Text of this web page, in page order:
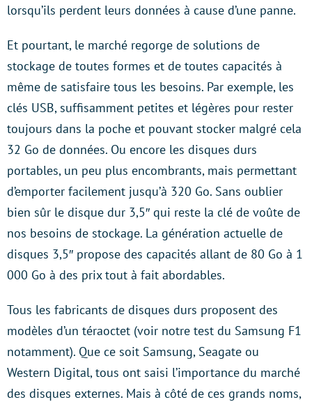
lorsqu’ils perdent leurs données à cause d’une panne.
Et pourtant, le marché regorge de solutions de
stockage de toutes formes et de toutes capacités à
même de satisfaire tous les besoins. Par exemple, les
clés USB, suffisamment petites et légères pour rester
toujours dans la poche et pouvant stocker malgré cela
32 Go de données. Ou encore les disques durs
portables, un peu plus encombrants, mais permettant
d’emporter facilement jusqu’à 320 Go. Sans oublier
bien sûr le disque dur 3,5″ qui reste la clé de voûte de
nos besoins de stockage. La génération actuelle de
disques 3,5″ propose des capacités allant de 80 Go à 1
000 Go à des prix tout à fait abordables.
Tous les fabricants de disques durs proposent des
modèles d’un téraoctet (voir notre test du Samsung F1
notamment). Que ce soit Samsung, Seagate ou
Western Digital, tous ont saisi l’importance du marché
des disques externes. Mais à côté de ces grands noms,